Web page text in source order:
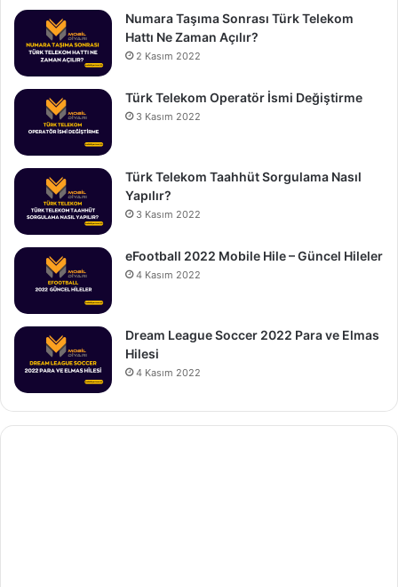
Numara Taşıma Sonrası Türk Telekom
Hattı Ne Zaman Açılır?
2 Kasım 2022
Türk Telekom Operatör İsmi Değiştirme
3 Kasım 2022
Türk Telekom Taahhüt Sorgulama Nasıl
Yapılır?
3 Kasım 2022
eFootball 2022 Mobile Hile – Güncel Hileler
4 Kasım 2022
Dream League Soccer 2022 Para ve Elmas
Hilesi
4 Kasım 2022